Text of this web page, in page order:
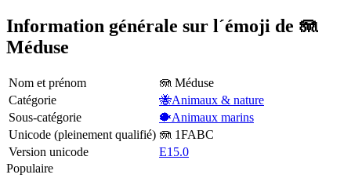
Information générale sur l´émoji de 🪼
Méduse
Nom et prénom
🪼 Méduse
Catégorie
🐝Animaux & nature
Sous-catégorie
🐡Animaux marins
Unicode (pleinement qualifié) 🪼 1FABC
Version unicode
E15.0
Populaire